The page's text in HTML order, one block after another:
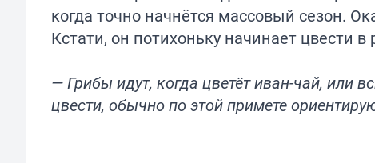
когда точно начнётся массовый сезон.
Кстати, он потихоньку начинает цвести в
— Грибы идут, когда цветёт иван-чай, или
цвести, обычно по этой примете